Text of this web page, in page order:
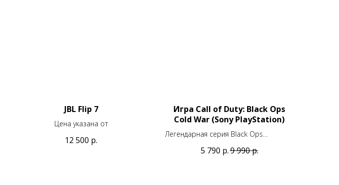
JBL Flip 7
Цена указана от
12 500 р.
Игра Call of Duty: Black Ops
Cold War (Sony PlayStation)
Легендарная серия Black Ops
5 790 р.9 990р.